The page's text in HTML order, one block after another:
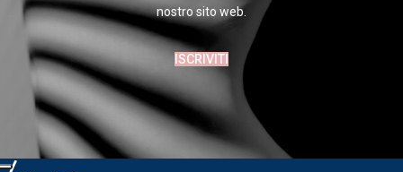
nostro sito web.
ISCRIVITI